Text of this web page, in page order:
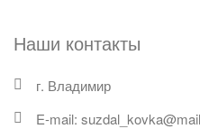
Наши контакты
г. Владимир
E-mail: